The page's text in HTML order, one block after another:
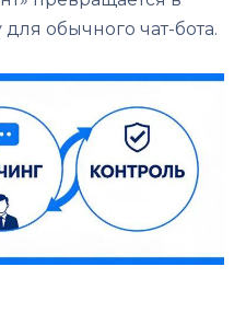
обычного чат-бота.